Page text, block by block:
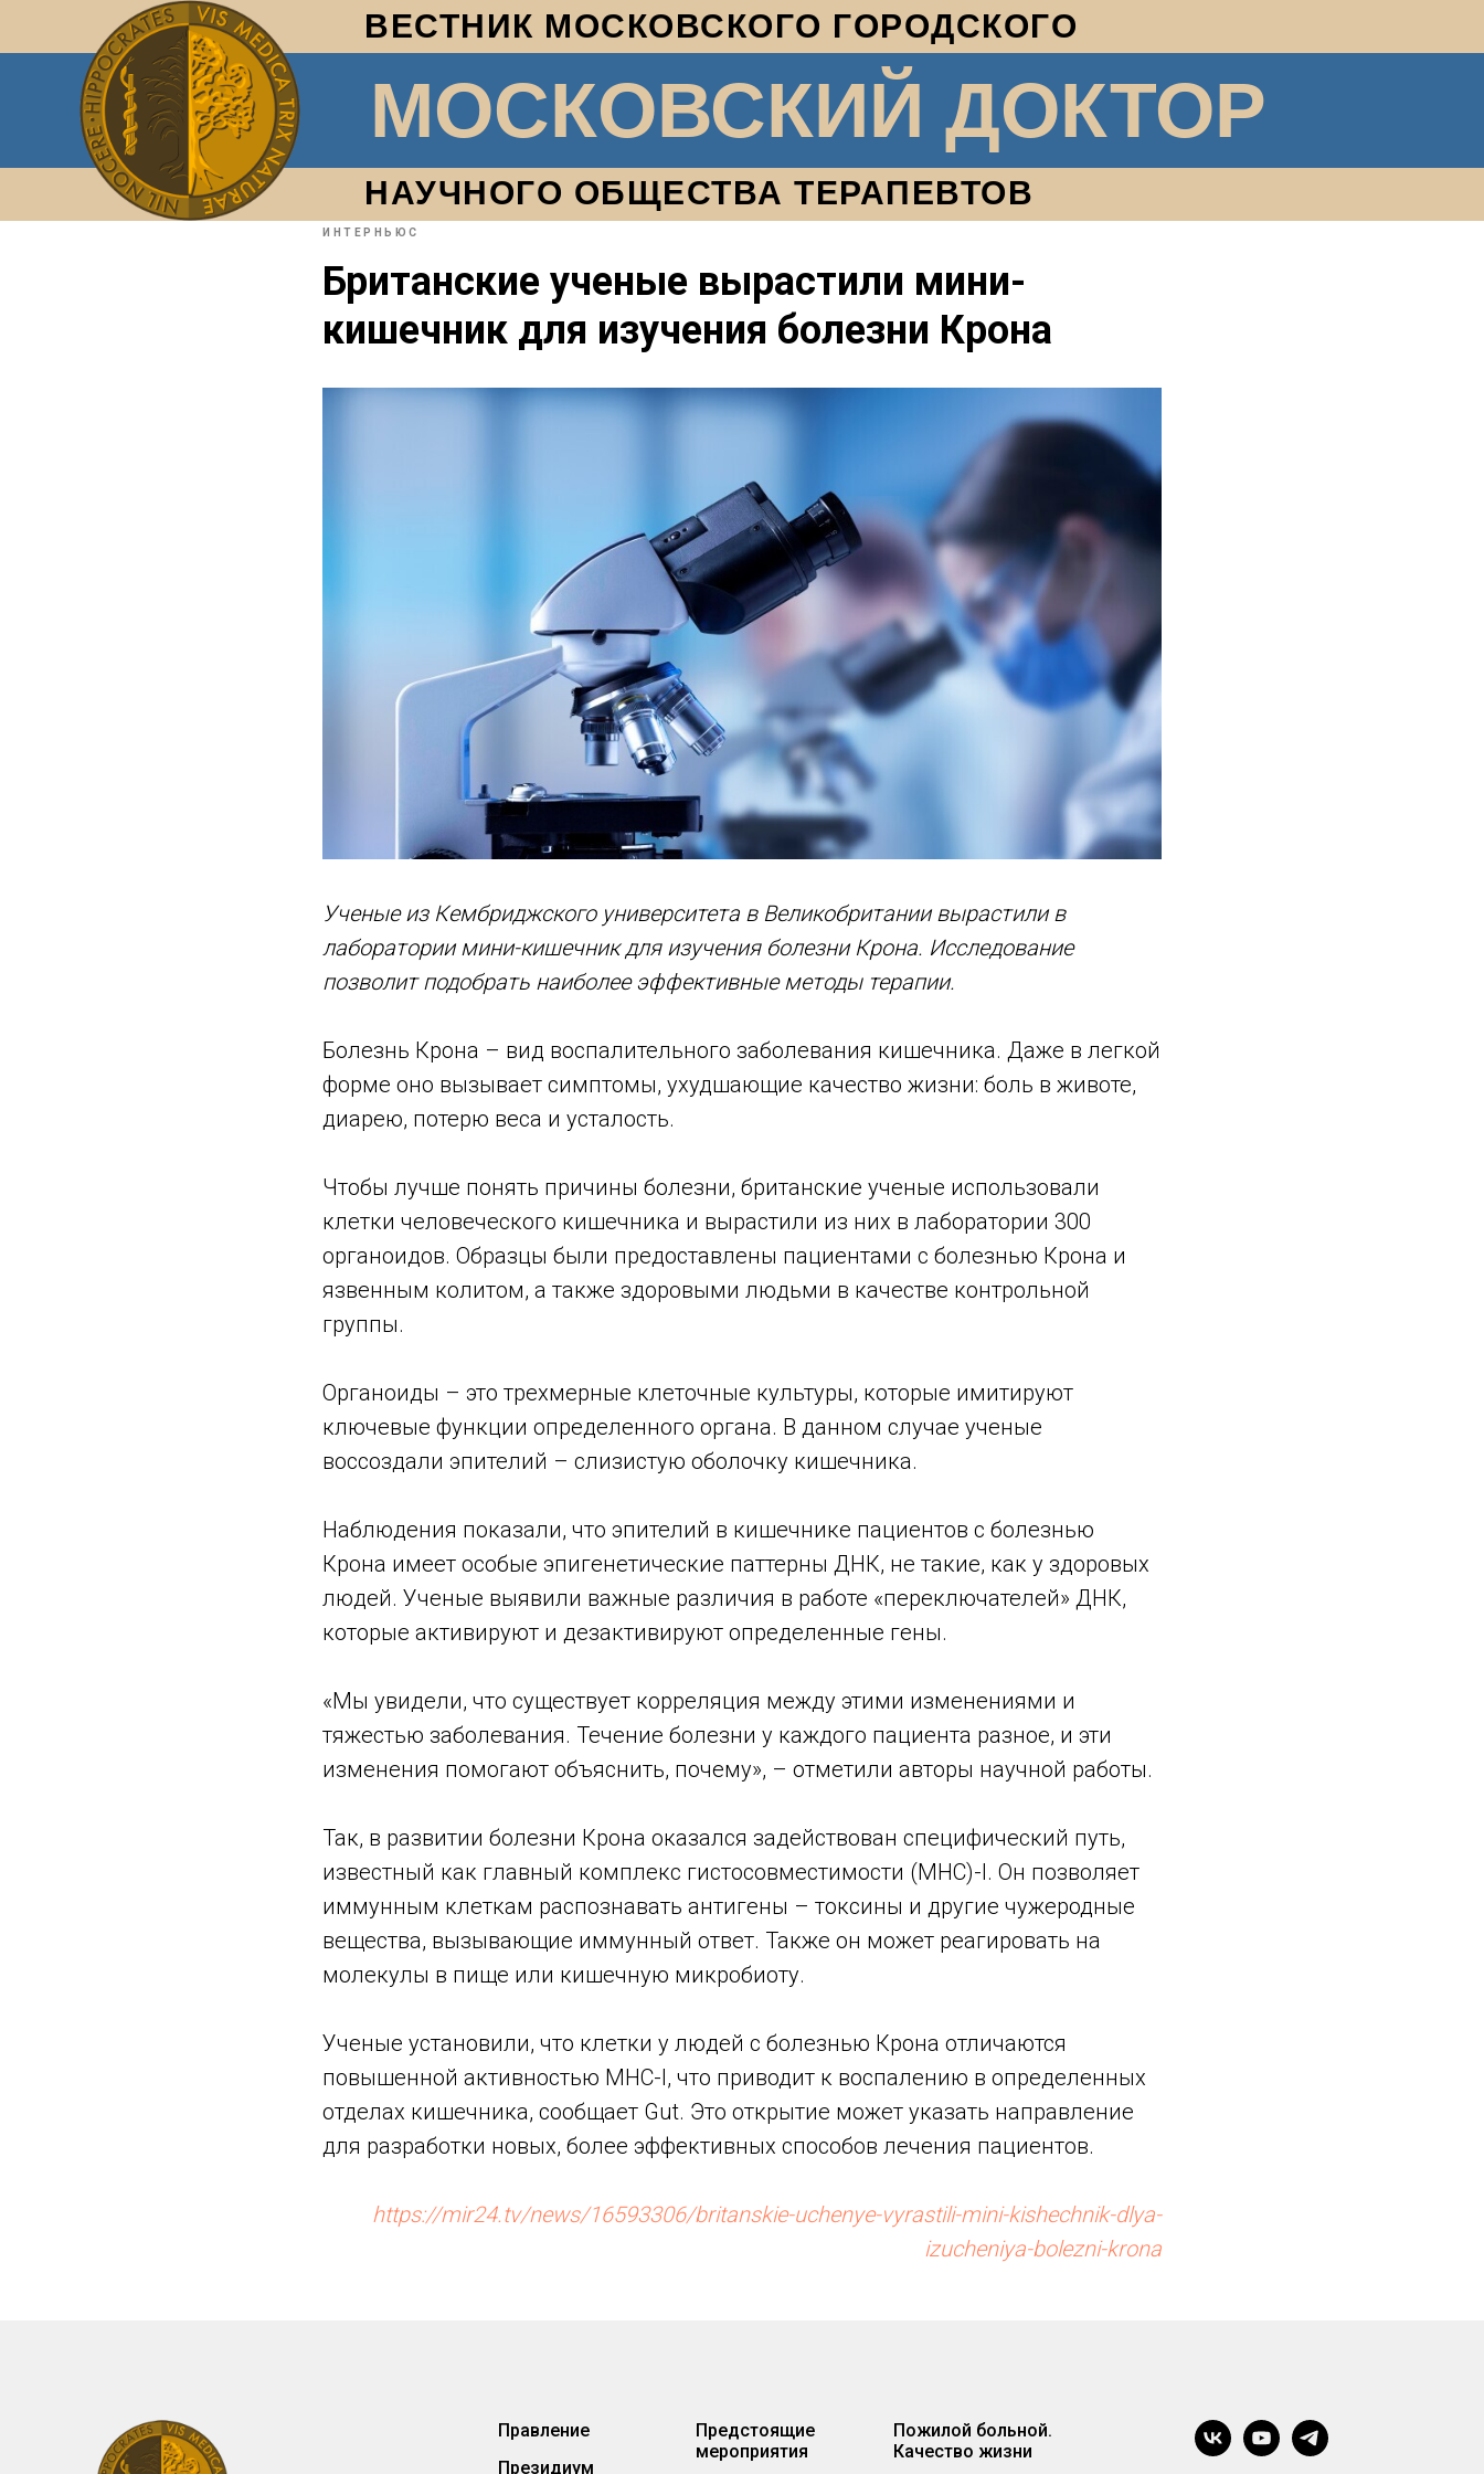
ВЕСТНИК МОСКОВСКОГО ГОРОДСКОГО
МОСКОВСКИЙ ДОКТОР
НАУЧНОГО ОБЩЕСТВА ТЕРАПЕВТОВ
ИНТЕРНЬЮС
Британские ученые вырастили мини-
кишечник для изучения болезни Крона
Ученые из Кембриджского университета в Великобритании вырастили в
лаборатории мини-кишечник для изучения болезни Крона. Исследование
позволит подобрать наиболее эффективные методы терапии.
Болезнь Крона – вид воспалительного заболевания кишечника. Даже в легкой
форме оно вызывает симптомы, ухудшающие качество жизни: боль в животе,
диарею, потерю веса и усталость.
Чтобы лучше понять причины болезни, британские ученые использовали
клетки человеческого кишечника и вырастили из них в лаборатории 300
органоидов. Образцы были предоставлены пациентами с болезнью Крона и
язвенным колитом, а также здоровыми людьми в качестве контрольной
группы.
Органоиды – это трехмерные клеточные культуры, которые имитируют
ключевые функции определенного органа. В данном случае ученые
воссоздали эпителий – слизистую оболочку кишечника.
Наблюдения показали, что эпителий в кишечнике пациентов с болезнью
Крона имеет особые эпигенетические паттерны ДНК, не такие, как у здоровых
людей. Ученые выявили важные различия в работе «переключателей» ДНК,
которые активируют и дезактивируют определенные гены.
«Мы увидели, что существует корреляция между этими изменениями и
тяжестью заболевания. Течение болезни у каждого пациента разное, и эти
изменения помогают объяснить, почему», – отметили авторы научной работы.
Так, в развитии болезни Крона оказался задействован специфический путь,
известный как главный комплекс гистосовместимости (MHC)-I. Он позволяет
иммунным клеткам распознавать антигены – токсины и другие чужеродные
вещества, вызывающие иммунный ответ. Также он может реагировать на
молекулы в пище или кишечную микробиоту.
Ученые установили, что клетки у людей с болезнью Крона отличаются
повышенной активностью MHC-I, что приводит к воспалению в определенных
отделах кишечника, сообщает Gut. Это открытие может указать направление
для разработки новых, более эффективных способов лечения пациентов.
https://mir24.tv/news/16593306/britanskie-uchenye-vyrastili-mini-kishechnik-dlya-
izucheniya-bolezni-krona
Правление
Президиум
Предстоящие
мероприятия
Пожилой больной.
Качество жизни